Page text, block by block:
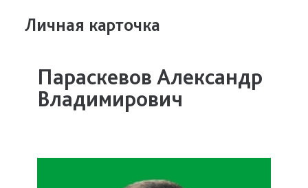
Личная карточка
Параскевов Александр
Владимирович